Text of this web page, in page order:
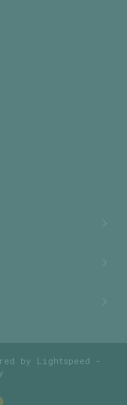
by Lightspeed -